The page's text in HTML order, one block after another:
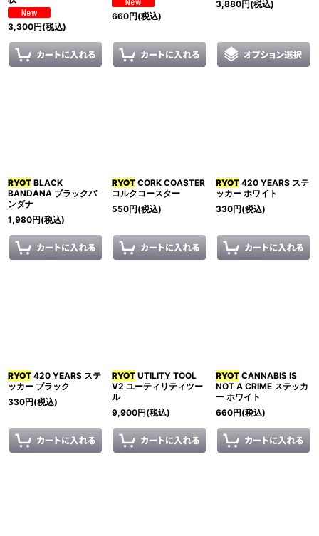
3,300円(税込)
660円(税込)
3,880円(税込)
RYOT BLACK
BANDANA ブラックバ
ンダナ
1,980円(税込)
RYOTCORK COASTER
コルクコースター
550円(税込)
RYOT420 YEARS ステ
ッカー ホワイト
330円(税込)
RYOT 420 YEARS ステ
ッカー ブラック
330円(税込)
RYOTUTILITY TOOL
V2 ユーティリティツー
ル
9,900円(税込)
RYOTCANNABIS IS
NOT A CRIME ステッカ
ー ホワイト
660円(税込)